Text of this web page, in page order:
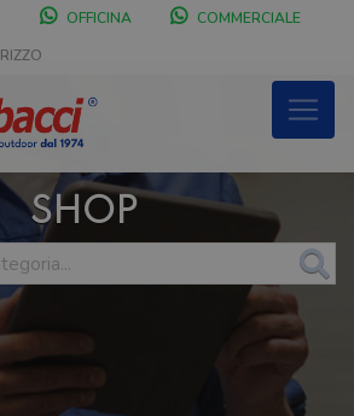
OFFICINA
COMMERCIALE
SHOP